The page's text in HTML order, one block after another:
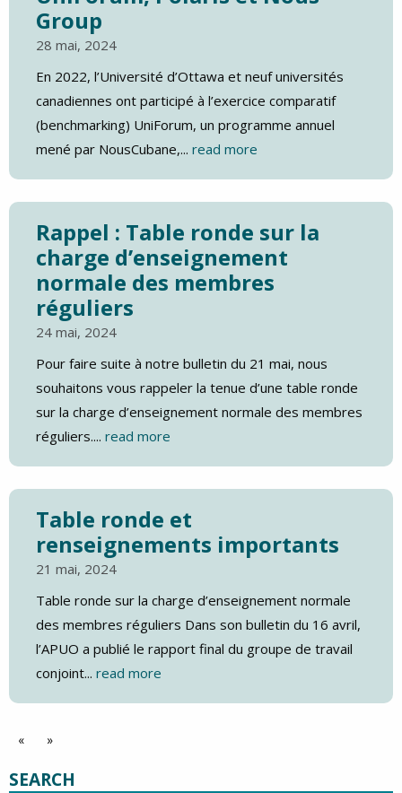
Group
28 mai, 2024
En 2022, l’Université d’Ottawa et neuf universités
canadiennes ont participé à l’exercice comparatif
(benchmarking) UniForum, un programme annuel
mené par NousCubane,... read more
Rappel : Table ronde sur la
charge d’enseignement
normale des membres
réguliers
24 mai, 2024
Pour faire suite à notre bulletin du 21 mai, nous
souhaitons vous rappeler la tenue d’une table ronde
sur la charge d’enseignement normale des membres
réguliers.... read more
Table ronde et
renseignements importants
21 mai, 2024
Table ronde sur la charge d’enseignement normale
des membres réguliers Dans son bulletin du 16 avril,
l’APUO a publié le rapport final du groupe de travail
conjoint... read more
« »
SEARCH